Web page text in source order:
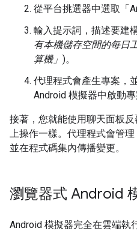
從平台挑選器中選取「
輸入提示詞，描述要建
有本機儲存空間的每日
算機」 )。
代理程式會產生專案，
Android 模擬器中啟動專
接著，您就能使用聊天面板
上操作一樣。代理程式會管理
並在程式碼集內傳播變更。
瀏覽器式 Android
Android 模擬器完全在雲端執